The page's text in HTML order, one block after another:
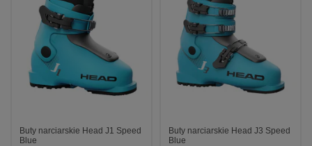
Buty narciarskie Head J1 Speed
Blue
Buty narciarskie Head J3 Speed
Blue